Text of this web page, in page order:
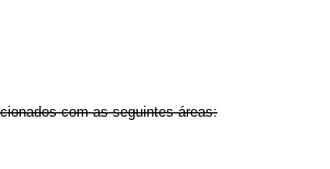
com as seguintes áreas: